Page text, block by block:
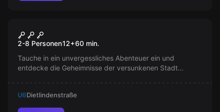
ATLANTIS
2-8 Personen12+60 min.
Tauche in ein unvergessliches Abenteuer ein und
entdecke die Geheimnisse der versunkenen Stadt
U6Dietlindenstraße